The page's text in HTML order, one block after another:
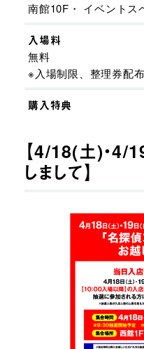
南館10F・ イベントス
入場料
無料
※入場制限、整理券配
購入特典
【4/18(土)・4/
しまして】